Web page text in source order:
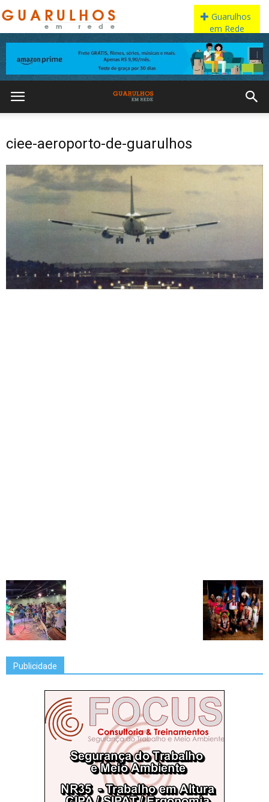
ciee-aeroporto-de-guarulhos
Publicidade